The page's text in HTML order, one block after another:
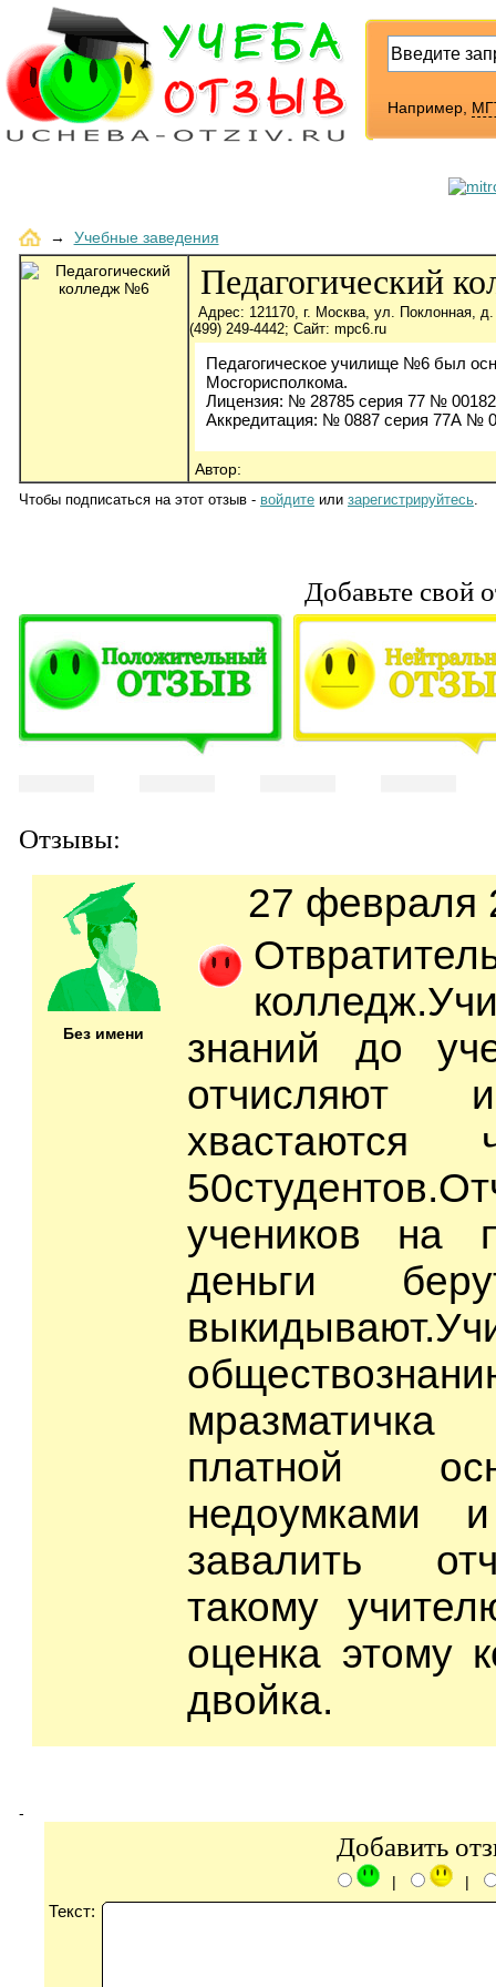
Например,
→ Учебные заведения
Педагогический
Адрес: 121170, г. Москва, ул. Поклонная,
(499) 249-4442; Сайт: mpc6.ru
Педагогическое училище №6 был
Мосгорисполкома.
Лицензия: № 28785 серия 77 №
Аккредитация: № 0887 серия 77А №
Автор:
Чтобы подписаться на этот отзыв - войдите или зарегистрируйтесь.
Добавьте свой
Отзывы:
Без имени
27 февраля
знаний до
хвастаются
учеников на
деньги
платной
недоумками
завалить
такому
оценка этому
двойка.
-
Добавить
| |
Текст: